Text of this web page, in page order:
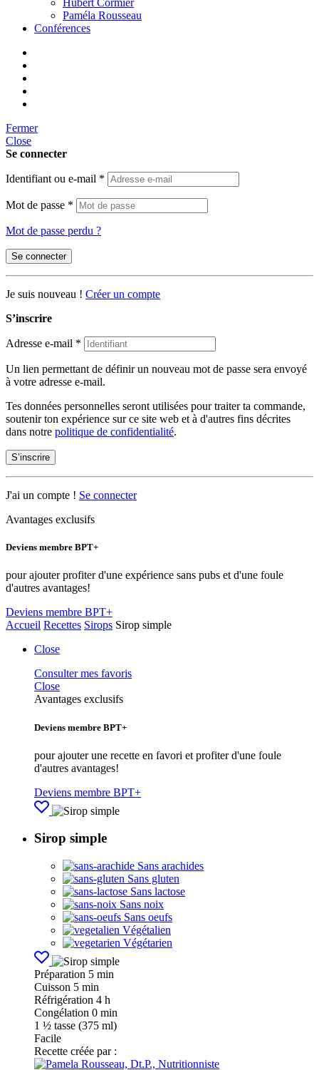
Hubert Cormier
Paméla Rousseau
Conférences
Fermer
Close
Se connecter
Identifiant ou e-mail *
Mot de passe *
Mot de passe perdu ?
Se connecter
Je suis nouveau ! Créer un compte
S’inscrire
Adresse e-mail *
Un lien permettant de définir un nouveau mot de passe sera envoyé
à votre adresse e-mail.
Tes données personnelles seront utilisées pour traiter ta commande,
soutenir ton expérience sur ce site web et à d'autres fins décrites
dans notre politique de confidentialité.
S’inscrire
J'ai un compte ! Se connecter
Avantages exclusifs
Deviens membre BPT+
pour ajouter profiter d'une expérience sans pubs et d'une foule
d'autres avantages!
Deviens membre BPT+
Accueil Recettes Sirops Sirop simple
Close
Consulter mes favoris
Close
Avantages exclusifs
Deviens membre BPT+
pour ajouter une recette en favori et profiter d'une foule
d'autres avantages!
Deviens membre BPT+
Sirop simple
Sans arachides
Sans gluten
Sans lactose
Sans noix
Sans oeufs
Végétalien
Végétarien
Préparation 5 min
Cuisson 5 min
Réfrigération 4 h
Congélation 0 min
1 ½ tasse (375 ml)
Facile
Recette créée par :